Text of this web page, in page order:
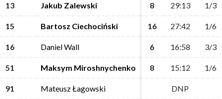
13 Jakub Zalewski 8 29:13 1/3
15 Bartosz Ciechociński 16 27:42 1/6
16 Daniel Wall 6 16:58 3/3
51 Maksym Miroshnychenko 8 15:12 1/6
91 Mateusz Łagowski DNP
13 Jakub Zalewski 8 29:13 1/3
15 Bartosz Ciechociński 16 27:42 1/6
16 Daniel Wall 6 16:58 3/3
51 Maksym Miroshnychenko 8 15:12 1/6
91 Mateusz Łagowski DNP